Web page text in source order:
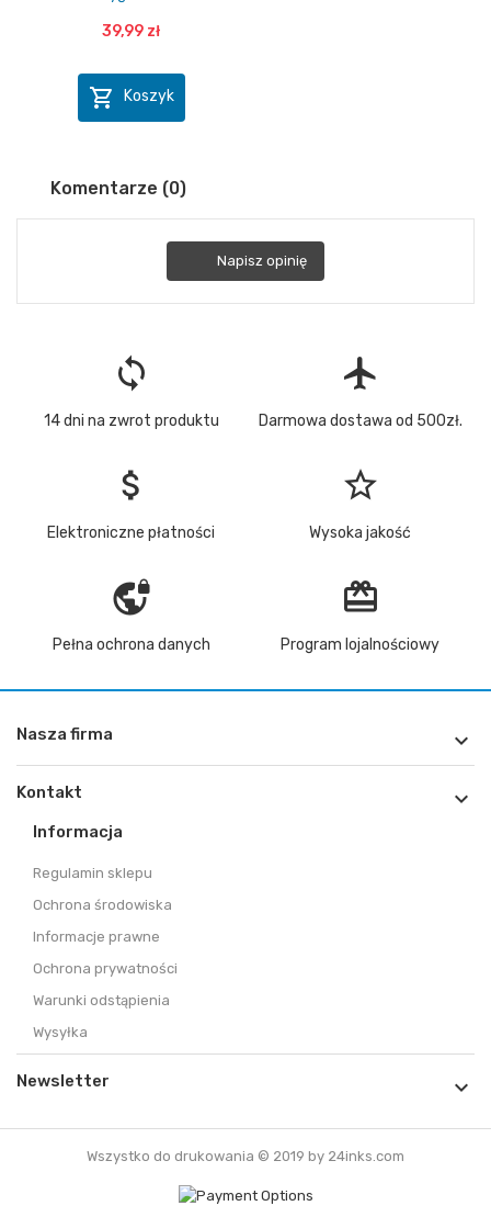
39,99 zł
 Koszyk
Komentarze (0)
Napisz opinię
loop
14 dni na zwrot produktu
flight
Darmowa dostawa od 500zł.
attach_money
Elektroniczne płatności
star_border
Wysoka jakość
vpn_lock
Pełna ochrona danych
redeem
Program lojalnościowy
Nasza firma 
Kontakt 
Informacja
Regulamin sklepu
Ochrona środowiska
Informacje prawne
Ochrona prywatności
Warunki odstąpienia
Wysyłka
Newsletter 
Wszystko do drukowania © 2019 by 24inks.com